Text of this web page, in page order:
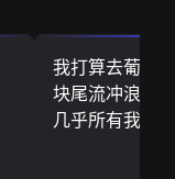
我打算去葡萄
块尾流冲浪板
几乎所有我需